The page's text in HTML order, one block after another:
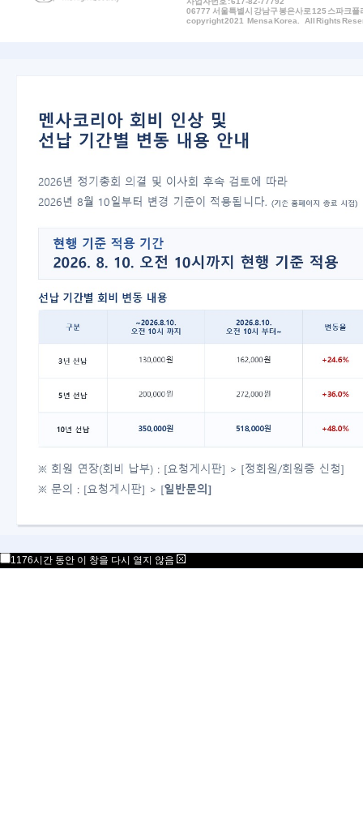
06777 서울특별시 강남구 봉은사로 125 스파
copyright 2021 Mensa Korea. All Rights
1176시간 동안 이 창을 다시 열지 않음